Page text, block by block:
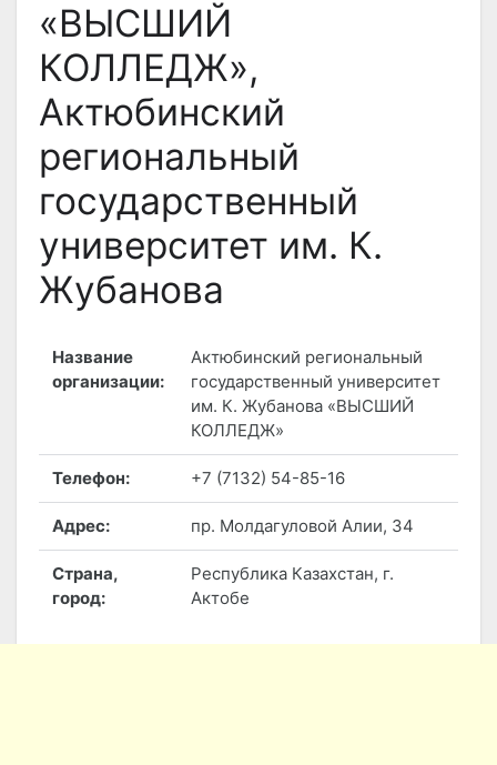
«ВЫСШИЙ
КОЛЛЕДЖ»,
Актюбинский
региональный
государственный
университет им. К.
Жубанова
Название
организации:
Актюбинский региональный
государственный университет
им. К. Жубанова «ВЫСШИЙ
КОЛЛЕДЖ»
Телефон: +7 (7132) 54-85-16
Адрес: пр. Молдагуловой Алии, 34
Страна,
город:
Республика Казахстан, г.
Актобе